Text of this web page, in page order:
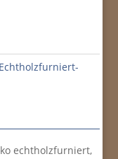
Echtholzfurniert-
echtholzfurniert,